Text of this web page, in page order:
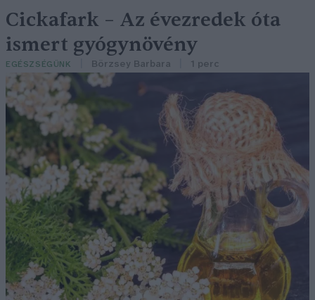
Cickafark – Az évezredek óta
ismert gyógynövény
EGÉSZSÉGÜNK Börzsey Barbara 1 perc